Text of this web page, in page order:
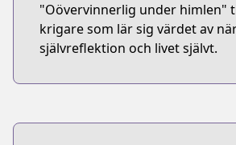
"Oövervinnerlig under himlen"
krigare som lär sig värdet av
självreflektion och livet självt.